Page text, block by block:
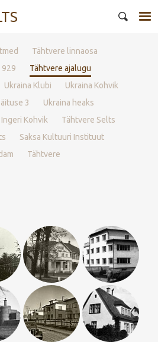
Tähtvere linnaosa
Tähtvere ajalugu
Ukraina Klubi
Ukraina Kohvik
3
Ukraina heaks
Ingeri Kohvik
Tähtvere Selts
Saksa Kultuuri Instituut
Tähtvere